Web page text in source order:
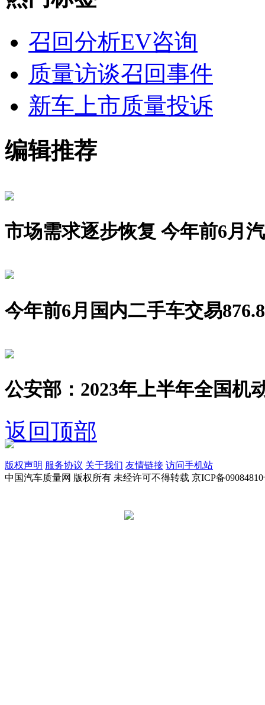
召回分析EV咨询
质量访谈召回事件
新车上市质量投诉
编辑推荐
市场需求逐步恢复 今年前6月
今年前6月国内二手车交易
公安部：2023年上半年全国机
返回顶部
版权声明 服务协议 关于我们 友情链接 访问手机站
中国汽车质量网 版权所有 未经许可不得转载 京ICP备09084810